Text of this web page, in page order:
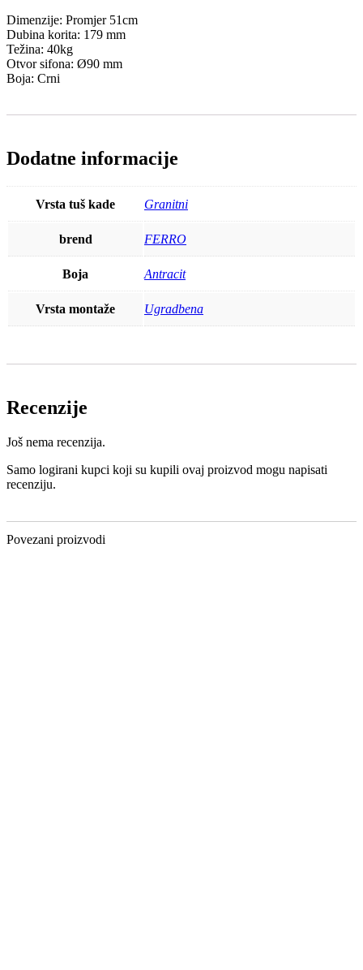
Dimenzije: Promjer 51cm
Dubina korita: 179 mm
Težina: 40kg
Otvor sifona: Ø90 mm
Boja: Crni
Dodatne informacije
Vrsta tuš kade Granitni
brend FERRO
Boja Antracit
Vrsta montaže Ugradbena
Recenzije
Još nema recenzija.
Samo logirani kupci koji su kupili ovaj proizvod mogu napisati
recenziju.
Povezani proizvodi